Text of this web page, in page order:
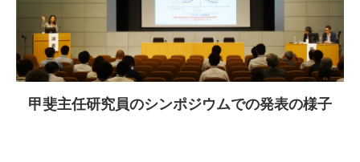
甲斐主任研究員のシンポジウムでの発表の様子